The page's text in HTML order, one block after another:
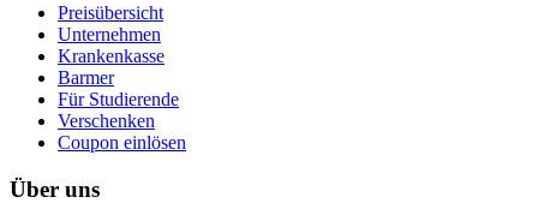
Preisübersicht
Unternehmen
Krankenkasse
Barmer
Für Studierende
Ver­schen­ken
Coupon einlösen
Über uns